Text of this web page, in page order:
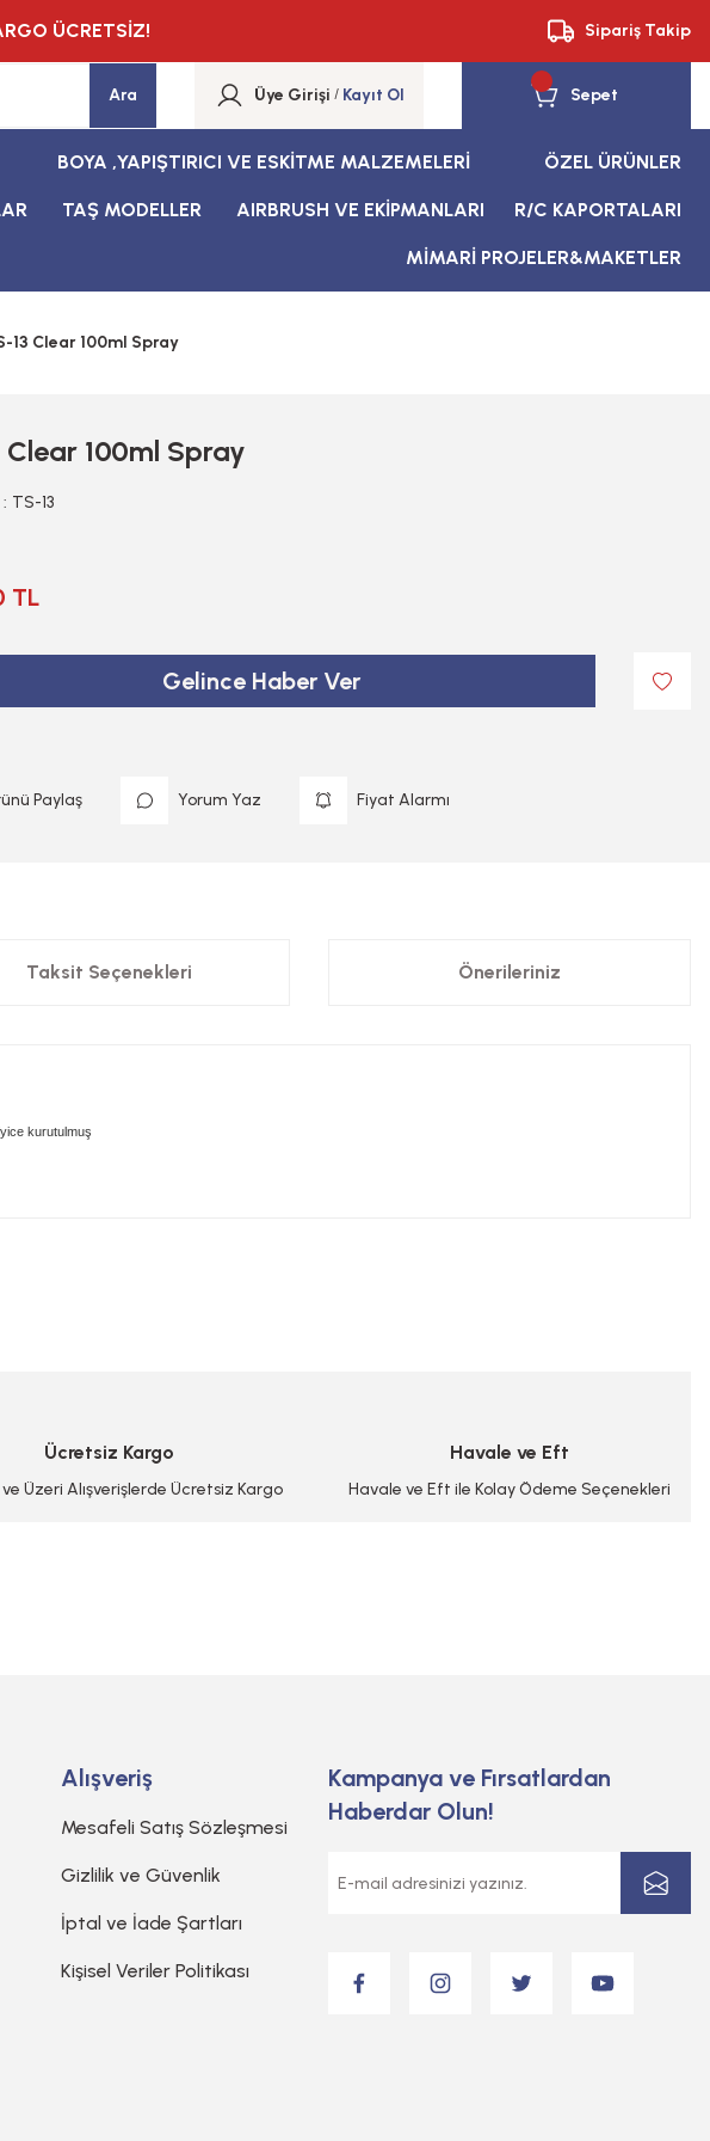
ÜCRETSİZ! Sipariş Takip
Ara Üye Girişi / Kayıt Ol Sepet
BOYA ,YAPIŞTIRICI VE ESKİTME MALZEMELERİ ÖZEL ÜRÜNLER
TAŞ MODELLER AIRBRUSH VE EKİPMANLARI R/C KAPORTALARI
MİMARİ PROJELER&MAKETLER
13 Clear 100ml Spray
Clear 100ml Spray
TS-13
TL
Gelince Haber Ver
Paylaş Yorum Yaz Fiyat Alarmı
Taksit Seçenekleri Önerileriniz
kurutulmuş
Ücretsiz Kargo
Üzeri Alışverişlerde Ücretsiz Kargo
Havale ve Eft
Havale ve Eft ile Kolay Ödeme Seçenekleri
Alışveriş
Mesafeli Satış Sözleşmesi
Gizlilik ve Güvenlik
İptal ve İade Şartları
Kişisel Veriler Politikası
Kampanya ve Fırsatlardan
Haberdar Olun!